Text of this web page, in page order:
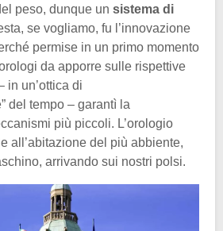
peso, dunque un sistema di
se vogliamo, fu l’innovazione
permise in un primo momento
da apporre sulle rispettive
in un’ottica di
del tempo – garantì la
più piccoli. L’orologio
all’abitazione del più abbiente,
arrivando sui nostri polsi.